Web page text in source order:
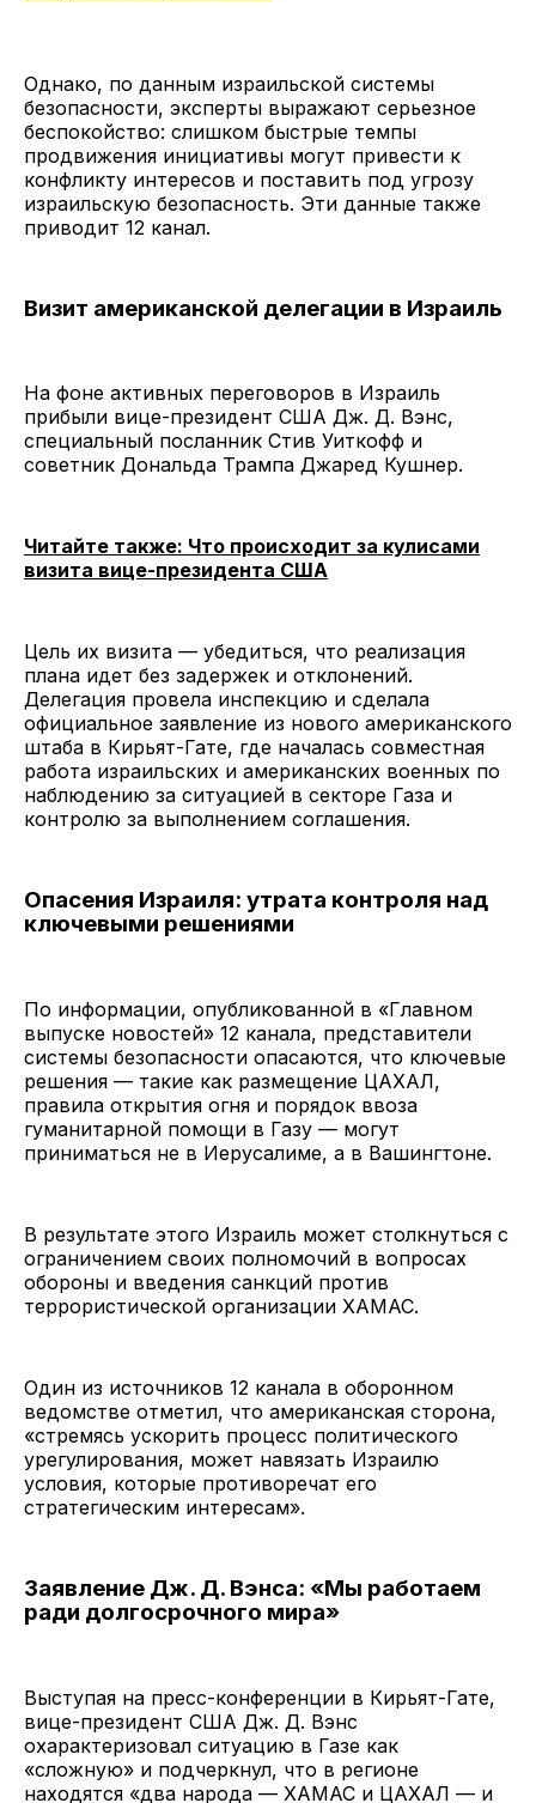
Однако, по данным израильской системы
безопасности, эксперты выражают серьезное
беспокойство: слишком быстрые темпы
продвижения инициативы могут привести к
конфликту интересов и поставить под угрозу
израильскую безопасность. Эти данные также
приводит 12 канал.
Визит американской делегации в Израиль
На фоне активных переговоров в Израиль
прибыли вице-президент США Дж. Д. Вэнс,
специальный посланник Стив Уиткофф и
советник Дональда Трампа Джаред Кушнер.
Читайте также: Что происходит за кулисами
визита вице-президента США
Цель их визита — убедиться, что реализация
плана идет без задержек и отклонений.
Делегация провела инспекцию и сделала
официальное заявление из нового американского
штаба в Кирьят-Гате, где началась совместная
работа израильских и американских военных по
наблюдению за ситуацией в секторе Газа и
контролю за выполнением соглашения.
Опасения Израиля: утрата контроля над
ключевыми решениями
По информации, опубликованной в «Главном
выпуске новостей» 12 канала, представители
системы безопасности опасаются, что ключевые
решения — такие как размещение ЦАХАЛ,
правила открытия огня и порядок ввоза
гуманитарной помощи в Газу — могут
приниматься не в Иерусалиме, а в Вашингтоне.
В результате этого Израиль может столкнуться с
ограничением своих полномочий в вопросах
обороны и введения санкций против
террористической организации ХАМАС.
Один из источников 12 канала в оборонном
ведомстве отметил, что американская сторона,
«стремясь ускорить процесс политического
урегулирования, может навязать Израилю
условия, которые противоречат его
стратегическим интересам».
Заявление Дж. Д. Вэнса: «Мы работаем
ради долгосрочного мира»
Выступая на пресс-конференции в Кирьят-Гате,
вице-президент США Дж. Д. Вэнс
охарактеризовал ситуацию в Газе как
«сложную» и подчеркнул, что в регионе
находятся «два народа — ХАМАС и ЦАХАЛ — и